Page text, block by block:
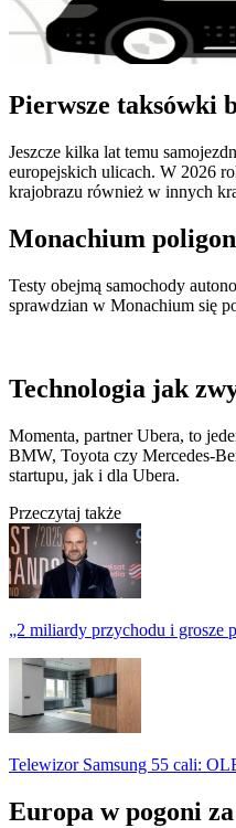
Pierwsze taksówki
Jeszcze kilka lat temu
europejskich ulicach. W 2026
krajobrazu również w innych
Monachium
Testy obejmą samochody
sprawdzian w Monachium się
Technologia jak
Momenta, partner Ubera, to
BMW, Toyota czy Mercedes-
startupu, jak i dla Ubera.
Przeczytaj także
„2 miliardy przychodu i grosze
Telewizor Samsung 55 cali:
Europa w pogoni